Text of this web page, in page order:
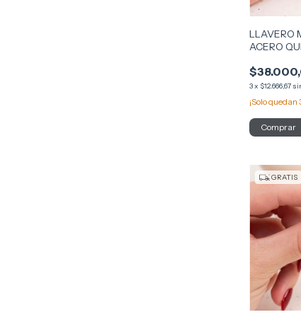
LLAVERO
ACERO
3x $12.666,67
¡Solo quedan
GRATIS